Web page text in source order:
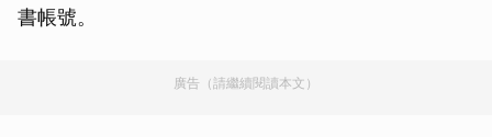
書帳號。
廣告（請繼續閱讀本文）